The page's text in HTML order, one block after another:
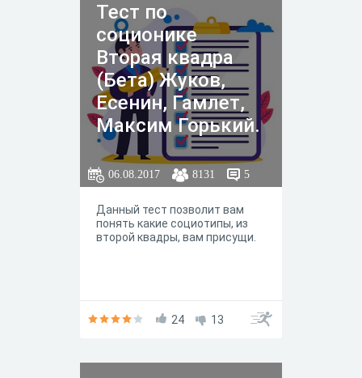
Тест по
соционике
Вторая квадра
(Бета) Жуков,
Есенин, Гамлет,
Максим Горький.
06.08.2017 8131 5
Данный тест позволит вам
понять какие социотипы, из
второй квадры, вам присущи.
24 13